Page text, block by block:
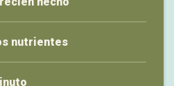
nutrientes